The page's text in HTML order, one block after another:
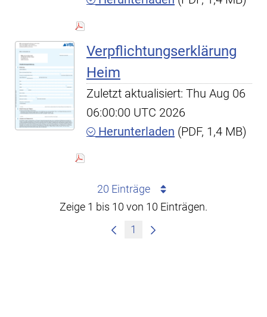
Verpflichtungserklärung
Heim
Zuletzt aktualisiert: Thu Aug 06
06:00:00 UTC 2026
Herunterladen (PDF, 1,4 MB)
20 Einträge
Zeige 1 bis 10 von 10 Einträgen.
1